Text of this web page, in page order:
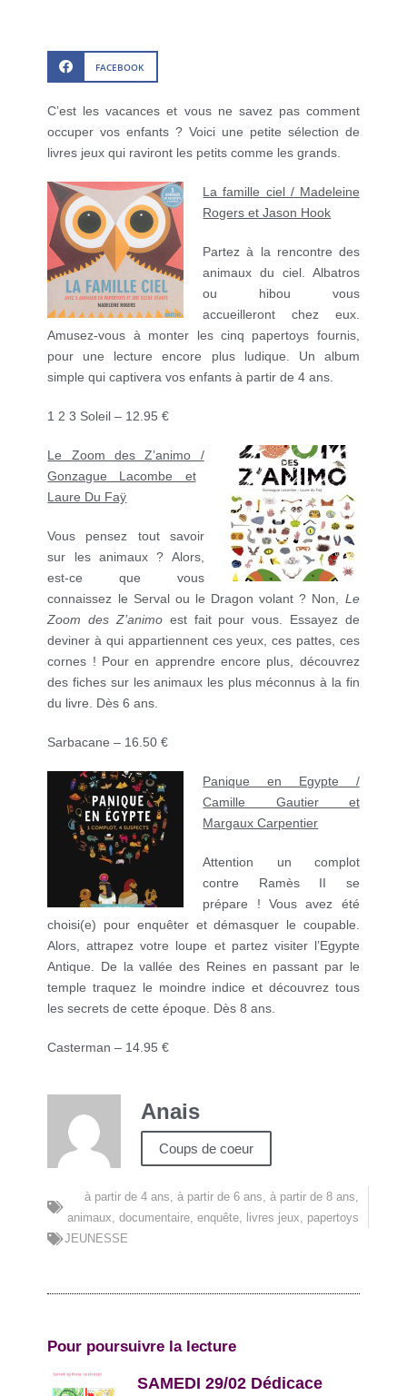
FACEBOOK
C’est les vacances et vous ne savez pas comment
occuper vos enfants ? Voici une petite sélection de
livres jeux qui raviront les petits comme les grands.
La famille ciel /Madeleine
Rogers et Jason Hook
Partez à la rencontre des
animaux du ciel. Albatros
ou hibou vous
accueilleront chez eux.
Amusez-vous à monter les cinq papertoys fournis,
pour une lecture encore plus ludique. Un album
simple qui captivera vos enfants à partir de 4 ans.
1 2 3 Soleil – 12.95 €
Le Zoom des Z’animo /
Gonzague Lacombe et
Laure Du Faÿ
Vous pensez tout savoir
sur les animaux ? Alors,
est-ce que vous
connaissez le Serval ou le Dragon volant ? Non, Le
Zoom des Z’animoest fait pour vous. Essayez de
deviner à qui appartiennent ces yeux, ces pattes, ces
cornes ! Pour en apprendre encore plus, découvrez
des fiches sur les animaux les plus méconnus à la fin
du livre. Dès 6 ans.
Sarbacane – 16.50 €
Panique en Egypte /
Camille Gautier et
Margaux Carpentier
Attention un complot
contre Ramès II se
prépare ! Vous avez été
choisi(e) pour enquêter et démasquer le coupable.
Alors, attrapez votre loupe et partez visiter l’Egypte
Antique. De la vallée des Reines en passant par le
temple traquez le moindre indice et découvrez tous
les secrets de cette époque. Dès 8 ans.
Casterman – 14.95 €
Anais
Coups de coeur
à partir de 4 ans, à partir de 6 ans, à partir de 8 ans,
animaux, documentaire, enquête, livres jeux, papertoys
JEUNESSE
Pour poursuivre la lecture
SAMEDI 29/02 Dédicace